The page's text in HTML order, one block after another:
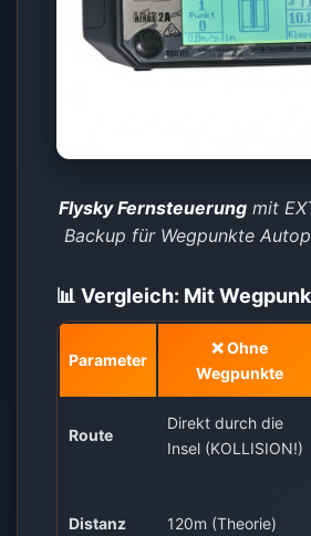
Flysky Fernsteuerungmit
Backup für Wegpunkte
📊 Vergleich: Mit
Parameter
❌ Ohne
Wegpunkte
Route
Direkt durch die
Insel (KOLLISION!)
Distanz 120m (Theorie)